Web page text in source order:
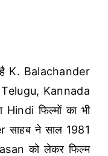
K. Balachander
Telugu, Kannada
फिल्मों का भी
साहब ने साल 1981
को लेकर फिल्म